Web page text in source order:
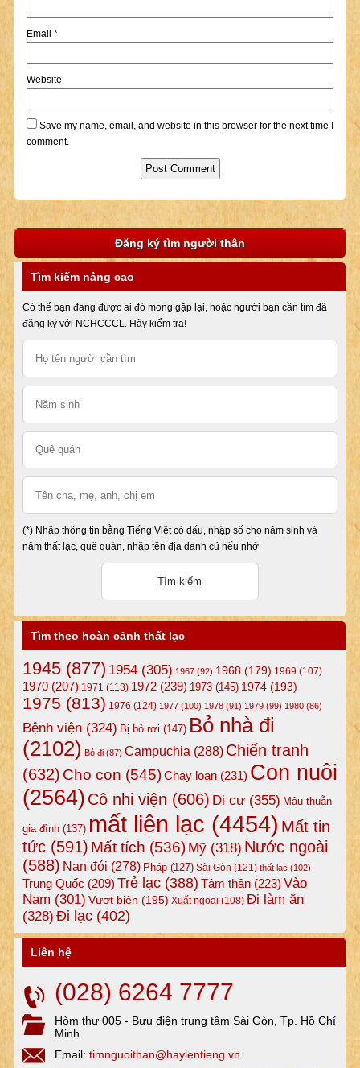
Email *
Website
Save my name, email, and website in this browser for the next time I
comment.
Đăng ký tìm người thân
Tìm kiếm nâng cao
Có thể bạn đang được ai đó mong gặp lại, hoặc người bạn cần tìm đã
đăng ký với NCHCCCL. Hãy kiểm tra!
(*) Nhập thông tin bằng Tiếng Việt có dấu, nhập số cho năm sinh và
năm thất lạc, quê quán, nhập tên địa danh cũ nếu nhớ
Tìm theo hoàn cảnh thất lạc
1945(877) 1954(305) 1967(92) 1968(179) 1969 (107)
1970(207) 1971 (113) 1972(239) 1973(145) 1974(193)
1975 (813) 1976 (124) 1977(100) 1978(91) 1979(99) 1980(86)
Bệnh viện(324) Bị bỏ rơi (147) Bỏ nhà đi
(2102) Bỏ đi(87) Campuchia (288) Chiến tranh
(632) Cho con (545)Chạy loạn(231) Con nuôi
(2564) Cô nhi viện (606) Di cư(355) Mâu thuẫn
gia đình(137) mất liên lạc (4454) Mất tin
tức(591) Mất tích (536) Mỹ(318) Nước ngoài
(588) Nạn đói (278) Pháp(127) Sài Gòn (121) thất lạc (102)
Trung Quốc (209) Trẻ lạc(388) Tâm thần(223) Vào
Nam (301) Vượt biên (195) Xuất ngoại (108) Đi làm ăn
(328) Đi lạc(402)
Liên hệ
(028) 6264 7777
Hòm thư 005 - Bưu điện trung tâm Sài Gòn, Tp. Hồ Chí
Minh
Email: timnguoithan@haylentieng.vn